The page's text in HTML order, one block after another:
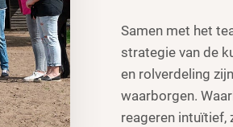
Samen met het
strategie van de
en rolverdeling
waarborgen.
reageren intuïtief,